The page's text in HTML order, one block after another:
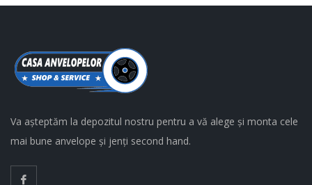
Va așteptăm la depozitul nostru pentru a vă alege și monta cele
mai bune anvelope și jenți second hand.